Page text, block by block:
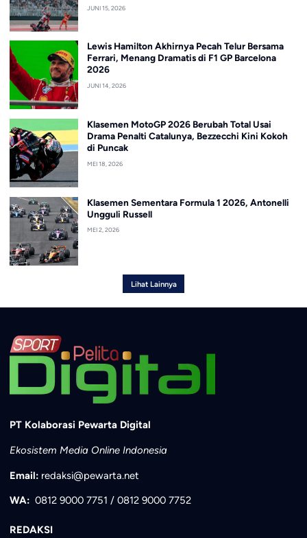
JUNI 15, 2026
Lewis Hamilton Akhirnya Pecah Telur Bersama
Ferrari, Menang Dramatis di F1 GP Barcelona
2026
JUNI 14, 2026
Klasemen MotoGP 2026 Berubah Total Usai
Drama Penalti Catalunya, Bezzecchi Kini Kokoh
di Puncak
MEI 18, 2026
Klasemen Sementara Formula 1 2026, Antonelli
Ungguli Russell
MEI 2, 2026
Lihat Lainnya
PT Kolaborasi Pewarta Digital
Ekosistem Media Online Indonesia
Email: redaksi@pewarta.net
WA: 0812 9000 7751 / 0812 9000 7752
REDAKSI